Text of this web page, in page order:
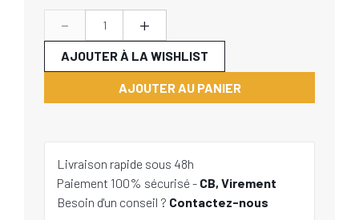
- +
AJOUTER AU PANIER
AJOUTER À LA WISHLIST
Livraison rapide sous 48h
Paiement 100% sécurisé - CB, Virement
Besoin d'un conseil ? Contactez-nous